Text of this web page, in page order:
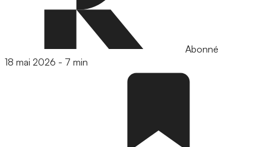
Abonné
18 mai 2026 - 7 min